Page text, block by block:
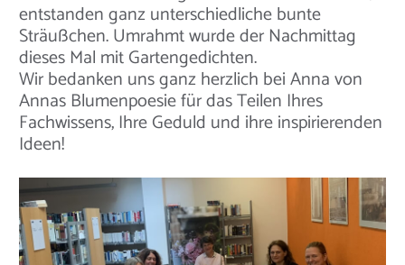
entstanden ganz unterschiedliche bunte
Sträußchen. Umrahmt wurde der Nachmittag
dieses Mal mit Gartengedichten.
Wir bedanken uns ganz herzlich bei Anna von
Annas Blumenpoesie für das Teilen Ihres
Fachwissens, Ihre Geduld und ihre inspirierenden
Ideen!